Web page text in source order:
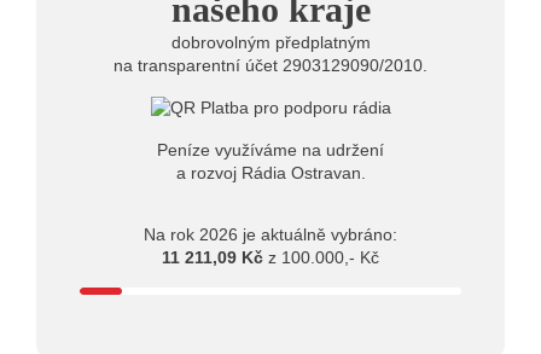
našeho kraje
dobrovolným předplatným
na transparentní účet 2903129090/2010.
Peníze využíváme na udržení
a rozvoj Rádia Ostravan.
Na rok 2026 je aktuálně vybráno:
11 211,09 Kč z 100.000,- Kč